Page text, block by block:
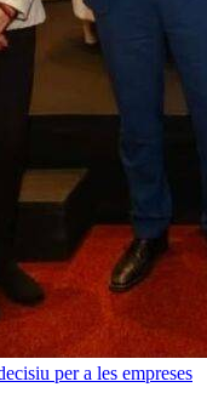
per a les empreses